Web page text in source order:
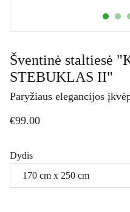
Šventinė staltiesė
STEBUKLAS II"
Paryžiaus elegancijos
€99.00
Dydis